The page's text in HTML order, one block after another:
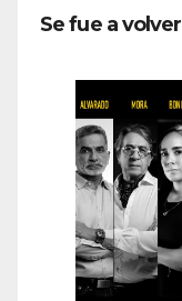
Se fue a volver